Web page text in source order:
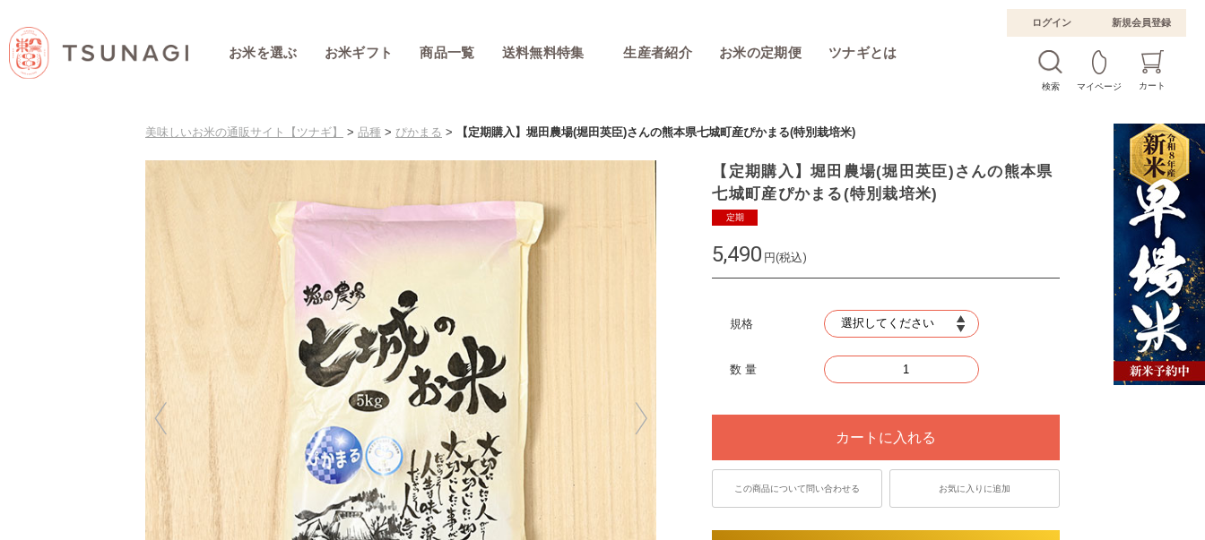
お米を選ぶ お米ギフト 商品一覧 送料無料特集 生産者紹介 お米の定期便 ツナギとは
ログイン 新規会員登録
検索 マイページ カート
美味しいお米の通販サイト【ツナギ】 > 品種 > ぴかまる > 【定期購入】堀田農場(堀田英臣)さんの熊本県七城町産ぴかまる(特別栽培米)
【定期購入】堀田農場(堀田英臣)さんの熊本県
七城町産ぴかまる(特別栽培米)
定期
5,490 円(税込)
規格
数 量
カートに入れる
この商品について問い合わせる お気に入りに追加